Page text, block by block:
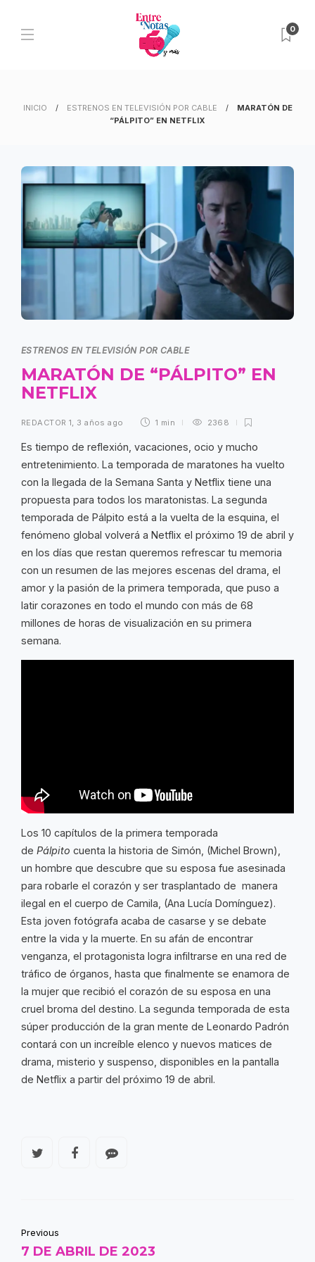
0
INICIO ESTRENOS EN TELEVISIÓN POR CABLE
MARATÓN DE
“PÁLPITO” EN NETFLIX
ESTRENOS EN TELEVISIÓN POR CABLE
MARATÓN DE “PÁLPITO” EN
NETFLIX
REDACTOR 1, 3 años ago 1 min 2368
Es tiempo de reflexión, vacaciones, ocio y mucho
entretenimiento. La temporada de maratones ha vuelto
con la llegada de la Semana Santa y Netflix tiene una
propuesta para todos los maratonistas. La segunda
temporada de Pálpito está a la vuelta de la esquina, el
fenómeno global volverá a Netflix el próximo 19 de abril y
en los días que restan queremos refrescar tu memoria
con un resumen de las mejores escenas del drama, el
amor y la pasión de la primera temporada, que puso a
latir corazones en todo el mundo con más de 68
millones de horas de visualización en su primera
semana.
Los 10 capítulos de la primera temporada
de Pálpito cuenta la historia de Simón, (Michel Brown),
un hombre que descubre que su esposa fue asesinada
para robarle el corazón y ser trasplantado de manera
ilegal en el cuerpo de Camila, (Ana Lucía Domínguez).
Esta joven fotógrafa acaba de casarse y se debate
entre la vida y la muerte. En su afán de encontrar
venganza, el protagonista logra infiltrarse en una red de
tráfico de órganos, hasta que finalmente se enamora de
la mujer que recibió el corazón de su esposa en una
cruel broma del destino. La segunda temporada de esta
súper producción de la gran mente de Leonardo Padrón
contará con un increíble elenco y nuevos matices de
drama, misterio y suspenso, disponibles en la pantalla
de Netflix a partir del próximo 19 de abril.
Previous
7 DE ABRIL DE 2023